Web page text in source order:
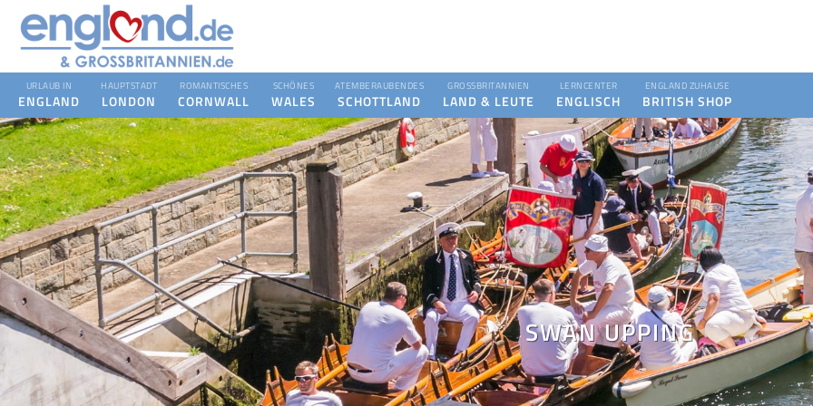
URLAUB IN
ENGLAND
HAUPTSTADT
LONDON
ROMANTISCHES
CORNWALL
SCHÖNES
WALES
ATEMBERAUBENDES
SCHOTTLAND
GROSSBRITANNIEN
LAND & LEUTE
LERNCENTER
ENGLISCH
ENGLAND ZUHAUSE
BRITISH SHOP
SWAN UPPING